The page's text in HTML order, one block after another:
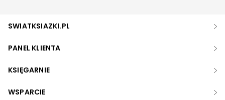
SWIATKSIAZKI.PL
PANEL KLIENTA
KSIĘGARNIE
WSPARCIE